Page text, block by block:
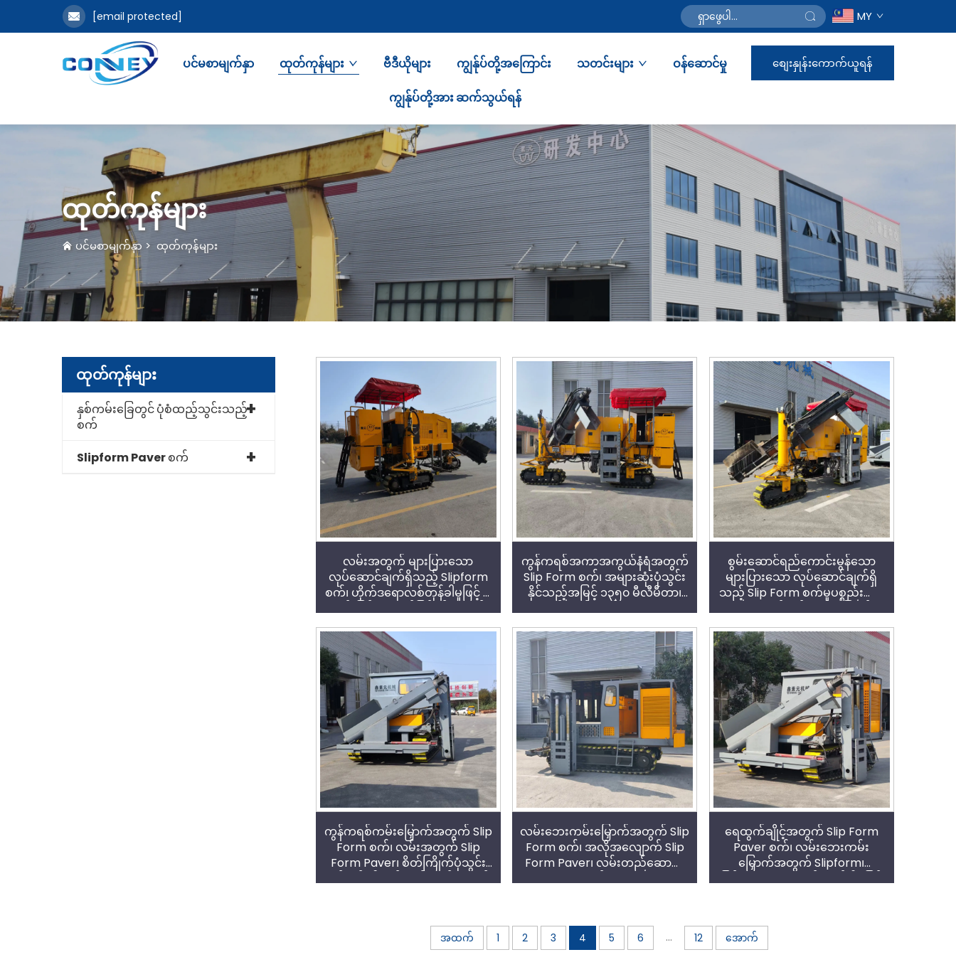
[email protected] MY
ပင်မစာမျက်နှာ ထုတ်ကုန်များ ဗီဒီယိုများ ကျွန်ုပ်တို့အကြောင်း သတင်းများ ဝန်ဆောင်မှု
ကျွန်ုပ်တို့အား ဆက်သွယ်ရန်
စျေးနှုန်းကောက်ယူရန်
ထုတ်ကုန်များ
ပင်မစာမျက်နှာ>ထုတ်ကုန်များ
ထုတ်ကုန်များ
နှစ်ကမ်းခြေတွင် ပုံစံထည့်သွင်းသည့်
စက်
Slipform Paver စက်
လမ်းအတွက် များပြားသော
လုပ်ဆောင်ချက်ရှိသည့် Slipform
စက်၊ ဟိုက်ဒရောလစ်တုန်ခါမှုဖြင့် ပုံ
ရည်နှင့် ခိုင်ခံ့သောပုံသွင်းမှု
ကွန်ကရစ်အကာအကွယ်နံရံအတွက်
Slip Form စက်၊ အများဆုံးပုံသွင်း
နိုင်သည့်အမြင့် ၁၃၅၀ မီလီမီတာ၊
သက်ရောက်မှုကောင်းမွန်ခြင်း
စွမ်းဆောင်ရည်ကောင်းမွန်သော
များပြားသော လုပ်ဆောင်ချက်ရှိ
သည့် Slip Form စက်မှုပစ္စည်းများ
အကာအကွယ်နံရံတို့တွင် အသုံးပြု
ခြင်း
ကွန်ကရစ်ကမ်းမြှောက်အတွက် Slip
Form စက်၊ လမ်းအတွက် Slip
Form Paver၊ စိတ်ကြိုက်ပုံသွင်း
လမ်းဘေးကမ်းမြှောက်အတွက် Slip
Form စက်၊ အလိုအလျောက် Slip
Form Paver၊ လမ်းတည်ဆောက်
ရေထွက်ချိုင့်အတွက် Slip Form
Paver စက်၊ လမ်းဘေးကမ်း
မြှောက်အတွက် Slipform၊
အထက် 1 2 3 4 5 6 ... 12 အောက်